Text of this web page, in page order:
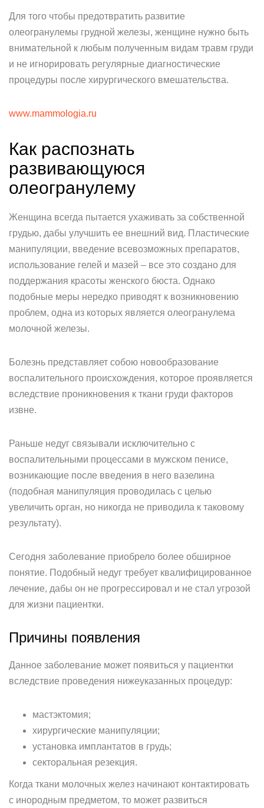
Для того чтобы предотвратить развитие
олеогранулемы грудной железы, женщине нужно быть
внимательной к любым полученным видам травм груди
и не игнорировать регулярные диагностические
процедуры после хирургического вмешательства.
www.mammologia.ru
Как распознать
развивающуюся
олеогранулему
Женщина всегда пытается ухаживать за собственной
грудью, дабы улучшить ее внешний вид. Пластические
манипуляции, введение всевозможных препаратов,
использование гелей и мазей – все это создано для
поддержания красоты женского бюста. Однако
подобные меры нередко приводят к возникновению
проблем, одна из которых является олеогранулема
молочной железы.
Болезнь представляет собою новообразование
воспалительного происхождения, которое проявляется
вследствие проникновения к ткани груди факторов
извне.
Раньше недуг связывали исключительно с
воспалительными процессами в мужском пенисе,
возникающие после введения в него вазелина
(подобная манипуляция проводилась с целью
увеличить орган, но никогда не приводила к таковому
результату).
Сегодня заболевание приобрело более обширное
понятие. Подобный недуг требует квалифицированное
лечение, дабы он не прогрессировал и не стал угрозой
для жизни пациентки.
Причины появления
Данное заболевание может появиться у пациентки
вследствие проведения нижеуказанных процедур:
мастэктомия;
хирургические манипуляции;
установка имплантатов в грудь;
секторальная резекция.
Когда ткани молочных желез начинают контактировать
с инородным предметом, то может развиться